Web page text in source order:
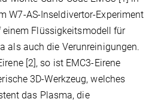
W7-AS-Inseldivertor-Experiment
Flüssigkeitsmodell für
als auch die Verunreinigungen.
[2], so ist EMC3-Eirene
3D-Werkzeug, welches
das Plasma, die